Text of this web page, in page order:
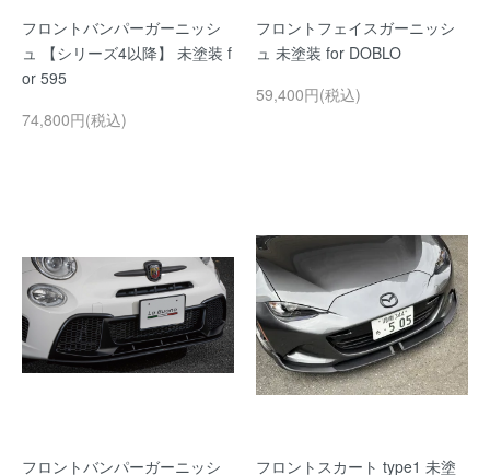
フロントバンパーガーニッシ
ュ 【シリーズ4以降】 未塗装 f
or 595
74,800円(税込)
フロントフェイスガーニッシ
ュ 未塗装 for DOBLO
59,400円(税込)
フロントバンパーガーニッシ
フロントスカート type1 未塗